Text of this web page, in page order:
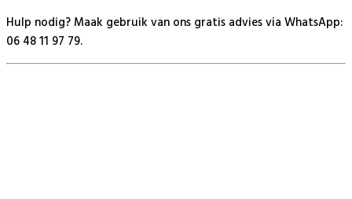
Hulp nodig? Maak gebruik van ons gratis advies via WhatsApp:
06 48 11 97 79.